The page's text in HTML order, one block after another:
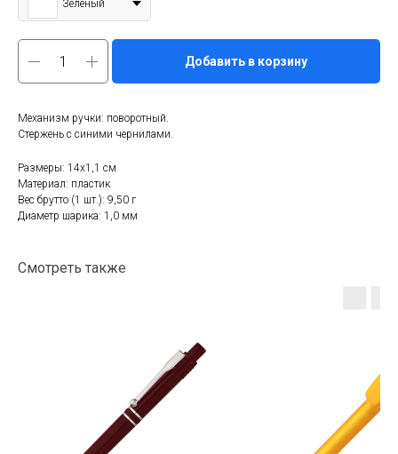
Зеленый
Добавить в корзину
Механизм ручки: поворотный.
Стержень с синими чернилами.
Размеры: 14x1,1 см
Материал: пластик
Вес брутто (1 шт.): 9,50 г
Диаметр шарика: 1,0 мм
Смотреть также